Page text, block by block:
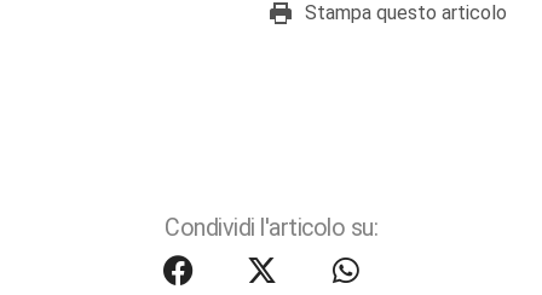
Stampa questo articolo
Condividi l'articolo su: